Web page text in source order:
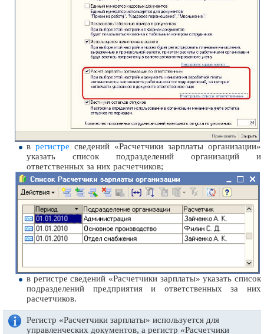
в регистре сведений «Расчетчики зарплаты организации»
указать список подразделений организаций и
ответственных за них расчетчиков;
в регистре сведений «Расчетчики зарплаты» указать список
подразделений предприятия и ответственных за них
расчетчиков.
Регистр «Расчетчики зарплаты» используется для
управленческих документов, а регистр «Расчетчики